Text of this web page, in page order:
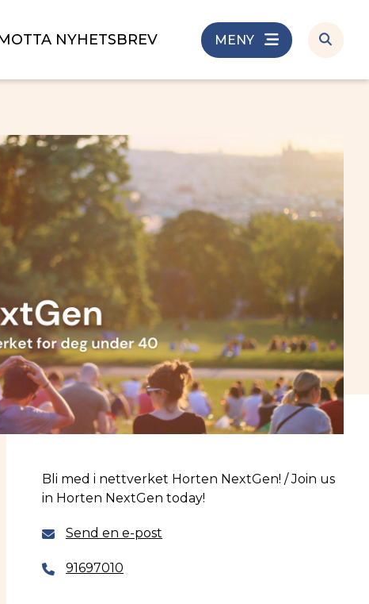
NYHETSBREV MENY
Bli med i nettverket Horten NextGen! / Join us
in Horten NextGen today!
Send en e-post
91697010